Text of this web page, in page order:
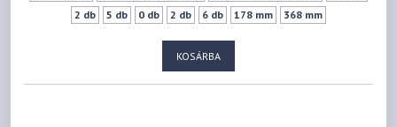
2 db
5 db 0 db 2 db 6 db 178 mm 368 mm
KOSÁRBA